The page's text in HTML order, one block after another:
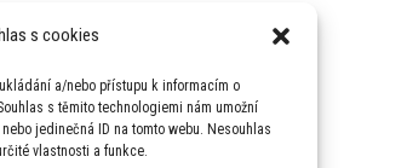
s cookies
a/nebo přístupu k informacím o
s těmito technologiemi nám umožní
jedinečná ID na tomto webu. Nesouhlas
vlastnosti a funkce.